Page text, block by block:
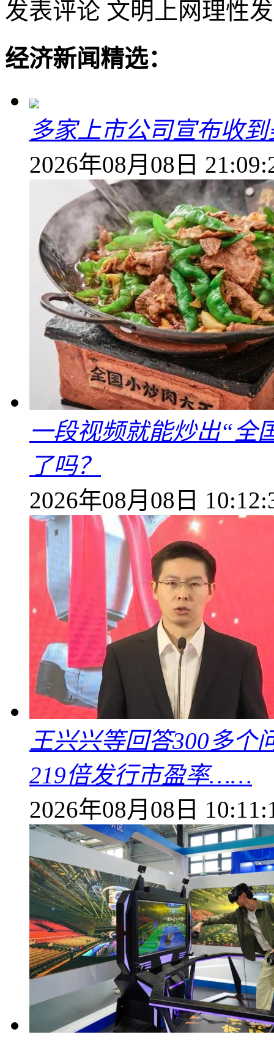
发表评论 文明上网理性
经济新闻精选：
多家上市公司宣布收
2026年08月08日
一段视频就能炒出“全
了吗？
2026年08月08日
王兴兴等回答300多个
219倍发行市盈率……
2026年08月08日